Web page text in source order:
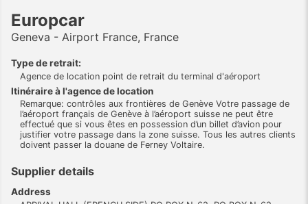
Europcar
Geneva - Airport France, France
Type de retrait:
Agence de location point de retrait du terminal d'aéroport
Itinéraire à l'agence de location
Remarque: contrôles aux frontières de Genève Votre passage de
l’aéroport français de Genève à l’aéroport suisse ne peut être
effectué que si vous êtes en possession d’un billet d’avion pour
justifier votre passage dans la zone suisse. Tous les autres clients
doivent passer la douane de Ferney Voltaire.
Supplier details
Address